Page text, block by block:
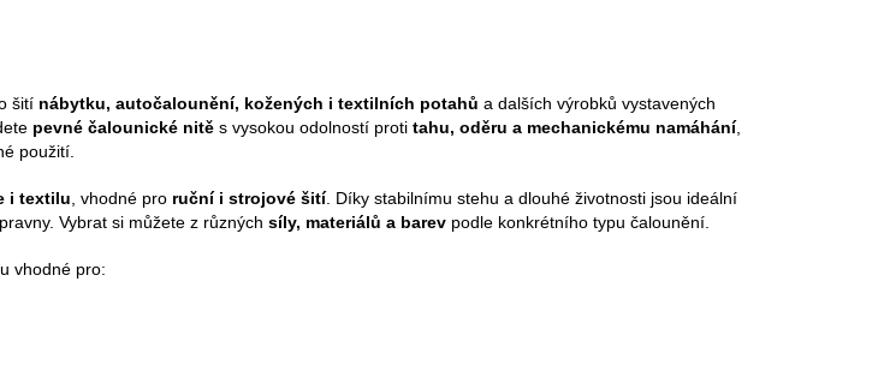
šití nábytku, autočalounění, kožených i textilních potahů a dalších výrobků vystavených
pevné čalounické nitě s vysokou odolností proti tahu, oděru a mechanickému namáhání,
použití.
i textilu, vhodné pro ruční i strojové šití. Díky stabilnímu stehu a dlouhé životnosti jsou ideální
Vybrat si můžete z různých síly, materiálů a barev podle konkrétního typu čalounění.
vhodné pro: